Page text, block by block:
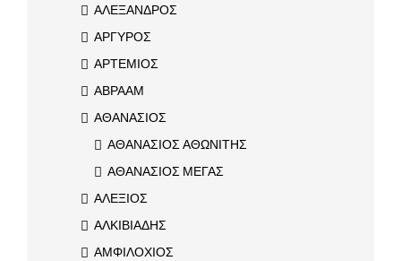
ΑΛΕΞΑΝΔΡΟΣ
ΑΡΓΥΡΟΣ
ΑΡΤΕΜΙΟΣ
ΑΒΡΑΑΜ
ΑΘΑΝΑΣΙΟΣ
ΑΘΑΝΑΣΙΟΣ ΑΘΩΝΙΤΗΣ
ΑΘΑΝΑΣΙΟΣ ΜΕΓΑΣ
ΑΛΕΞΙΟΣ
ΑΛΚΙΒΙΑΔΗΣ
ΑΜΦΙΛΟΧΙΟΣ